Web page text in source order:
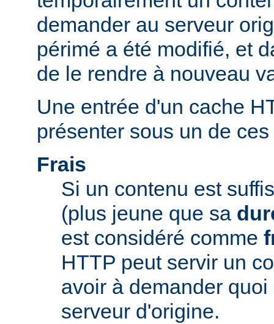
demander au serveur
périmé a été modifié, et
de le rendre à nouveau
Une entrée d'un cache
présenter sous un de
Frais
Si un contenu est
(plus jeune que sa
est considéré comme
HTTP peut servir un
avoir à demander
serveur d'origine.